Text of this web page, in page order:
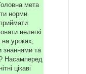
мета
норми
нелегкі
на уроках,
знаннями та
Насамперед
цікаві